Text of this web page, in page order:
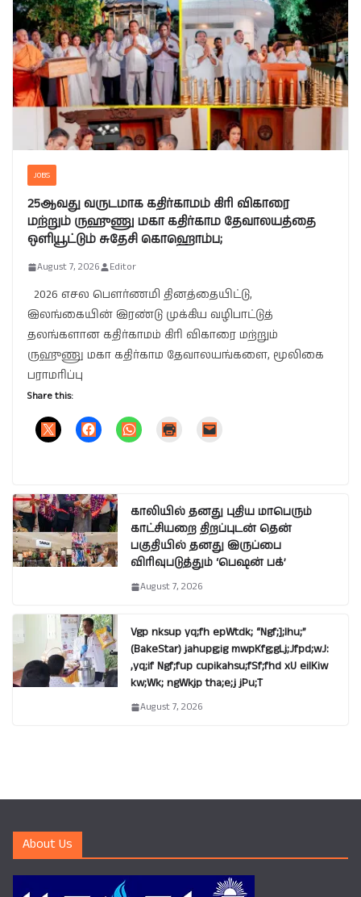
JOBS
25ஆவது வருடமாக கதிர்காமம் கிரி விகாரை
மற்றும் ருஹுணு மகா கதிர்காம தேவாலயத்தை
ஒளியூட்டும் சுதேசி கொஹொம்ப;
August 7, 2026 Editor
2026 எசல பௌர்ணமி தினத்தையிட்டு,
இலங்கையின் இரண்டு முக்கிய வழிபாட்டுத்
தலங்களான கதிர்காமம் கிரி விகாரை மற்றும்
ருஹுணு மகா கதிர்காம தேவாலயங்களை, மூலிகை
பராமரிப்பு
Share this:
காலியில் தனது புதிய மாபெரும்
காட்சியறை திறப்புடன் தென்
பகுதியில் தனது இருப்பை
விரிவுபடுத்தும் ‘பெஷன் பக்’
August 7, 2026
Vgp nksup yq;fh epWtdk; “Ngf;];lhu;”
(BakeStar) jahupg;ig mwpKfg;gLj;Jfpd;wJ:
,yq;if Ngf;fup cupikahsu;fSf;fhd xU eilKiw
kw;Wk; ngWkjp tha;e;j jPu;T
August 7, 2026
About Us